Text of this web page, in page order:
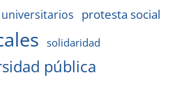
protesta social
solidaridad
pública